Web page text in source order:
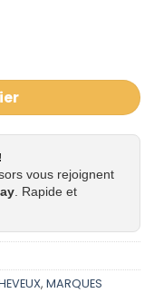
CHEVEUX
vous rejoignent
. Rapide et
, MARQUES